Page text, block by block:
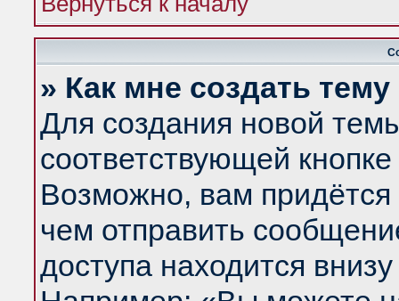
» Как мне создать
Для создания новой
соответствующей
Возможно, вам придётся
чем отправить
доступа находится